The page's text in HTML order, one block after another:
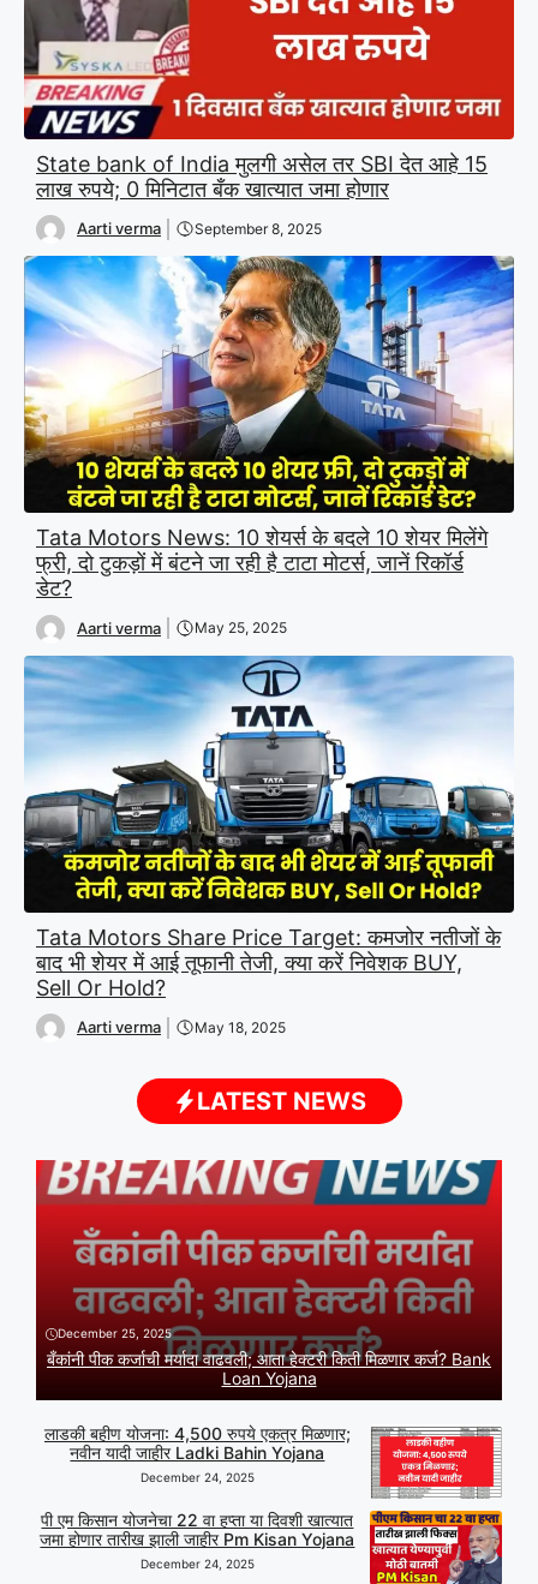
State bank of India मुलगी असेल तर SBI देत आहे 15
लाख रुपये; 0 मिनिटात बँक खात्यात जमा होणार
Aarti verma September 8, 2025
Tata Motors News: 10 शेयर्स के बदले 10 शेयर मिलेंगे
फ्री, दो टुकड़ों में बंटने जा रही है टाटा मोटर्स, जानें रिकॉर्ड
डेट?
Aarti verma May 25, 2025
Tata Motors Share Price Target: कमजोर नतीजों के
बाद भी शेयर में आई तूफानी तेजी, क्या करें निवेशक BUY,
Sell Or Hold?
Aarti verma May 18, 2025
LATEST NEWS
December 25, 2025
बँकांनी पीक कर्जाची मर्यादा वाढवली; आता हेक्टरी किती मिळणार कर्ज? Bank
Loan Yojana
लाडकी बहीण योजना: 4,500 रुपये एकत्र मिळणार;
नवीन यादी जाहीर Ladki Bahin Yojana
December 24, 2025
पी एम किसान योजनेचा 22 वा हप्ता या दिवशी खात्यात
जमा होणार तारीख झाली जाहीर Pm Kisan Yojana
December 24, 2025